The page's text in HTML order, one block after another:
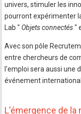
univers, stimuler les
pourront expérimenter
Lab " Objets connectés"
Avec son pôle
entre chercheurs de
l'emploi sera aussi une
événement international.
L'émergence de la